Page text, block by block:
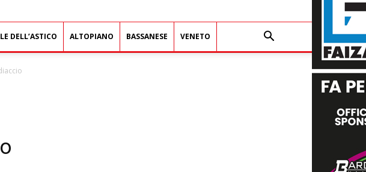
DELL’ASTICO ALTOPIANO BASSANESE VENETO